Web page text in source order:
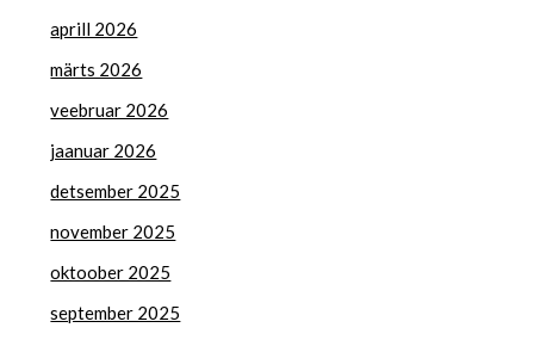
aprill 2026
märts 2026
veebruar 2026
jaanuar 2026
detsember 2025
november 2025
oktoober 2025
september 2025